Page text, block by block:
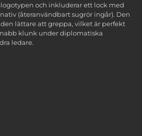
och inkluderar ett lock med
(återanvändbart sugrör ingår). Den
lättare att greppa, vilket är perfekt
klunk under diplomatiska
ledare.
29,99 US$